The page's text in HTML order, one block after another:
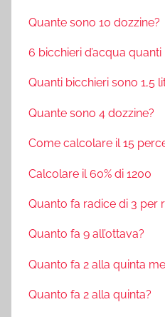
Quante sono 10 dozzine?
6 bicchieri d’acqua quanti
Quanti bicchieri sono 1,5
Quante sono 4 dozzine?
Come calcolare il 15
Calcolare il 60% di 1200
Quanto fa radice di 3 per
Quanto fa 9 all’ottava?
Quanto fa 2 alla quinta
Quanto fa 2 alla quinta?